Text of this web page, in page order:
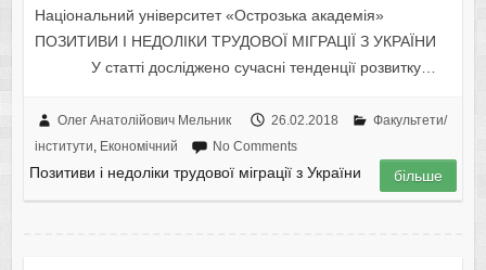
Національний університет «Острозька академія»
ПОЗИТИВИ І НЕДОЛІКИ ТРУДОВОЇ МІГРАЦІЇ З УКРАЇНИ
У статті досліджено сучасні тенденції розвитку…
Олег Анатолійович Мельник 26.02.2018
Факультети/
інститути, Економічний No Comments
Позитиви і недоліки трудової міграції з України більше